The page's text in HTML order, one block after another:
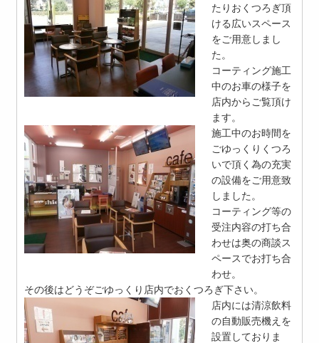
たりおくつろぎ頂
ける広いスペース
をご用意しまし
た。
コーティング施工
中のお車の様子を
店内からご覧頂け
ます。
施工中のお時間を
ごゆっくりくつろ
いで頂く為の充実
の設備をご用意致
しました。
コーティング等の
受注内容の打ち合
わせは奥の商談ス
ペースでお打ち合
わせ。
その後はどうぞごゆっくり店内でおくつろぎ下さい。
店内には清涼飲料
の自動販売機えを
設置しておりま